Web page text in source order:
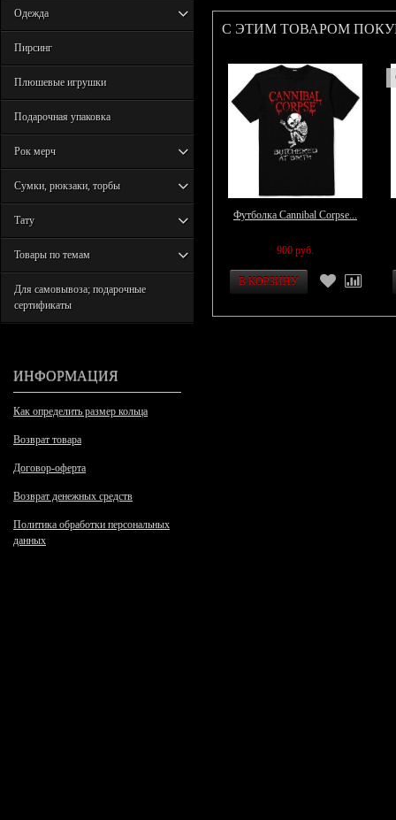
Одежда
Пирсинг
Плюшевые игрушки
Подарочная упаковка
Рок мерч
Сумки, рюкзаки, торбы
Тату
Товары по темам
Для самовывоза; подарочные
сертификаты
ИНФОРМАЦИЯ
Как определить размер кольца
Возврат товара
Договор-оферта
Возврат денежных средств
Политика обработки персональных
данных
С ЭТИМ ТОВАРОМ
Футболка Cannibal Corpse...
900 руб.